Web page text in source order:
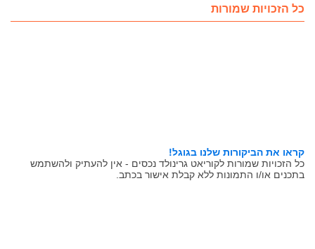
כל הזכויות שמורות
קראו את הביקורות שלנו בגוגל!
כל הזכויות שמורות לקוריאט גרינולד נכסים - אין להעתיק ולהשתמש
בתכנים או/ו התמונות ללא קבלת אישור בכתב.